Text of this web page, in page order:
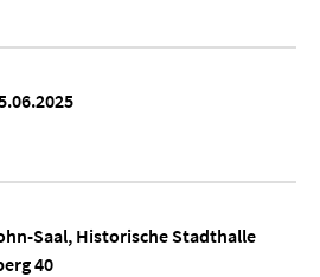
Saal, Historische Stadthalle
40